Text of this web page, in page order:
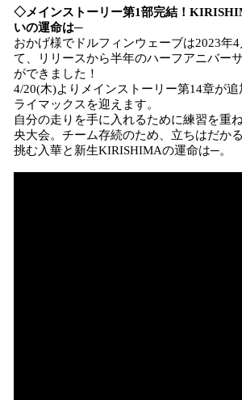
◇メインストーリー第1部完結！
いの運命は─
おかげ様でドルフィンウェーブは2023年
て、リリースから半年のハーフアニバー
ができました！
4/20(木)よりメインストーリー第14章が
ライマックスを迎えます。
自分の走りを手に入れるために練習を重
央大会。チーム存続のため、立ちはだか
挑む入華と新生KIRISHIMAの運命は─。